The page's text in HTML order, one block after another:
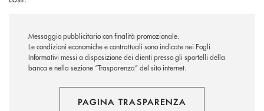
Messaggio pubblicitario con finalità promozionale.
Le condizioni economiche e contrattuali sono indicate nei Fogli
Informativi messi a disposizione dei clienti presso gli sportelli della
banca e nella sezione “Trasparenza” del sito internet.
PAGINA TRASPARENZA